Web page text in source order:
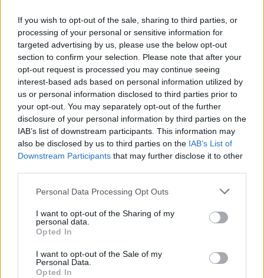
If you wish to opt-out of the sale, sharing to third parties, or
processing of your personal or sensitive information for
targeted advertising by us, please use the below opt-out
section to confirm your selection. Please note that after your
opt-out request is processed you may continue seeing
interest-based ads based on personal information utilized by
us or personal information disclosed to third parties prior to
your opt-out. You may separately opt-out of the further
disclosure of your personal information by third parties on the
IAB’s list of downstream participants. This information may
also be disclosed by us to third parties on the IAB’s List of
Downstream Participants that may further disclose it to other
Please note that this website/app uses one or more Google
not limited to your visit or usage behaviour. You may click to
grant or deny consent to Google and its third-party tags to
use your data for below specified purposes in below Google
consent section.
Personal Data Processing Opt Outs
I want to opt-out of the Sharing of my
personal data.
Opted In
I want to opt-out of the Sale of my
Personal Data.
Opted In
AUTOR
Ilaria Beretta
Ilaria Beretta coordinó un longform sobre las
redes culturales de Trieste, realizado con
entrevistas en el Teatro Romano,
manteniendo una línea editorial de
profundidad para las piezas. Jefa de sección
de reportajes, conserva una serie de cartas
de archivo vinculadas a Trieste como detalle
personal.